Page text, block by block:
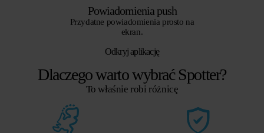
Powiadomienia push
Przydatne powiadomienia prosto na
ekran.
Odkryj aplikację
Dlaczego warto wybrać Spotter?
To właśnie robi różnicę